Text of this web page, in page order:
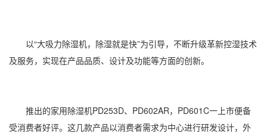
以“大吸力除湿机，除湿就是快”为引导，不断升级革新控湿技术
及服务，实现在产品品质、设计及功能等方面的创新。
推出的家用除湿机PD253D、PD602AR，PD601C一上市便备
受消费者好评。这几款产品以消费者需求为中心进行研发设计，外